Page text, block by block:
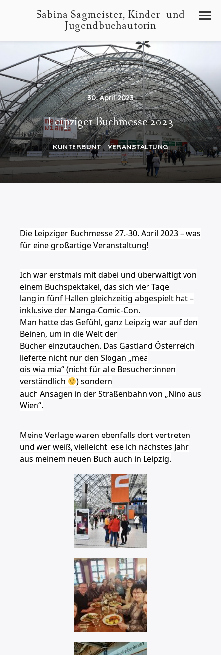
Sabina Sagmeister, Kinder- und
Jugendbuchautorin
30. April 2023
Leipziger Buchmesse 2023
KUNTERBUNT VERANSTALTUNG
Die Leipziger Buchmesse 27.-30. April 2023 – was
für eine großartige Veranstaltung!
Ich war erstmals mit dabei und überwältigt von
einem Buchspektakel, das sich vier Tage
lang in fünf Hallen gleichzeitig abgespielt hat –
inklusive der Manga-Comic-Con.
Man hatte das Gefühl, ganz Leipzig war auf den
Beinen, um in die Welt der
Bücher einzutauchen. Das Gastland Österreich
lieferte nicht nur den Slogan „mea
ois wia mia“ (nicht für alle Besucher:innen
verständlich
) sondern
auch Ansagen in der Straßenbahn von „Nino aus
Wien“.
Meine Verlage waren ebenfalls dort vertreten
und wer weiß, vielleicht lese ich nächstes Jahr
aus meinem neuen Buch auch in Leipzig.